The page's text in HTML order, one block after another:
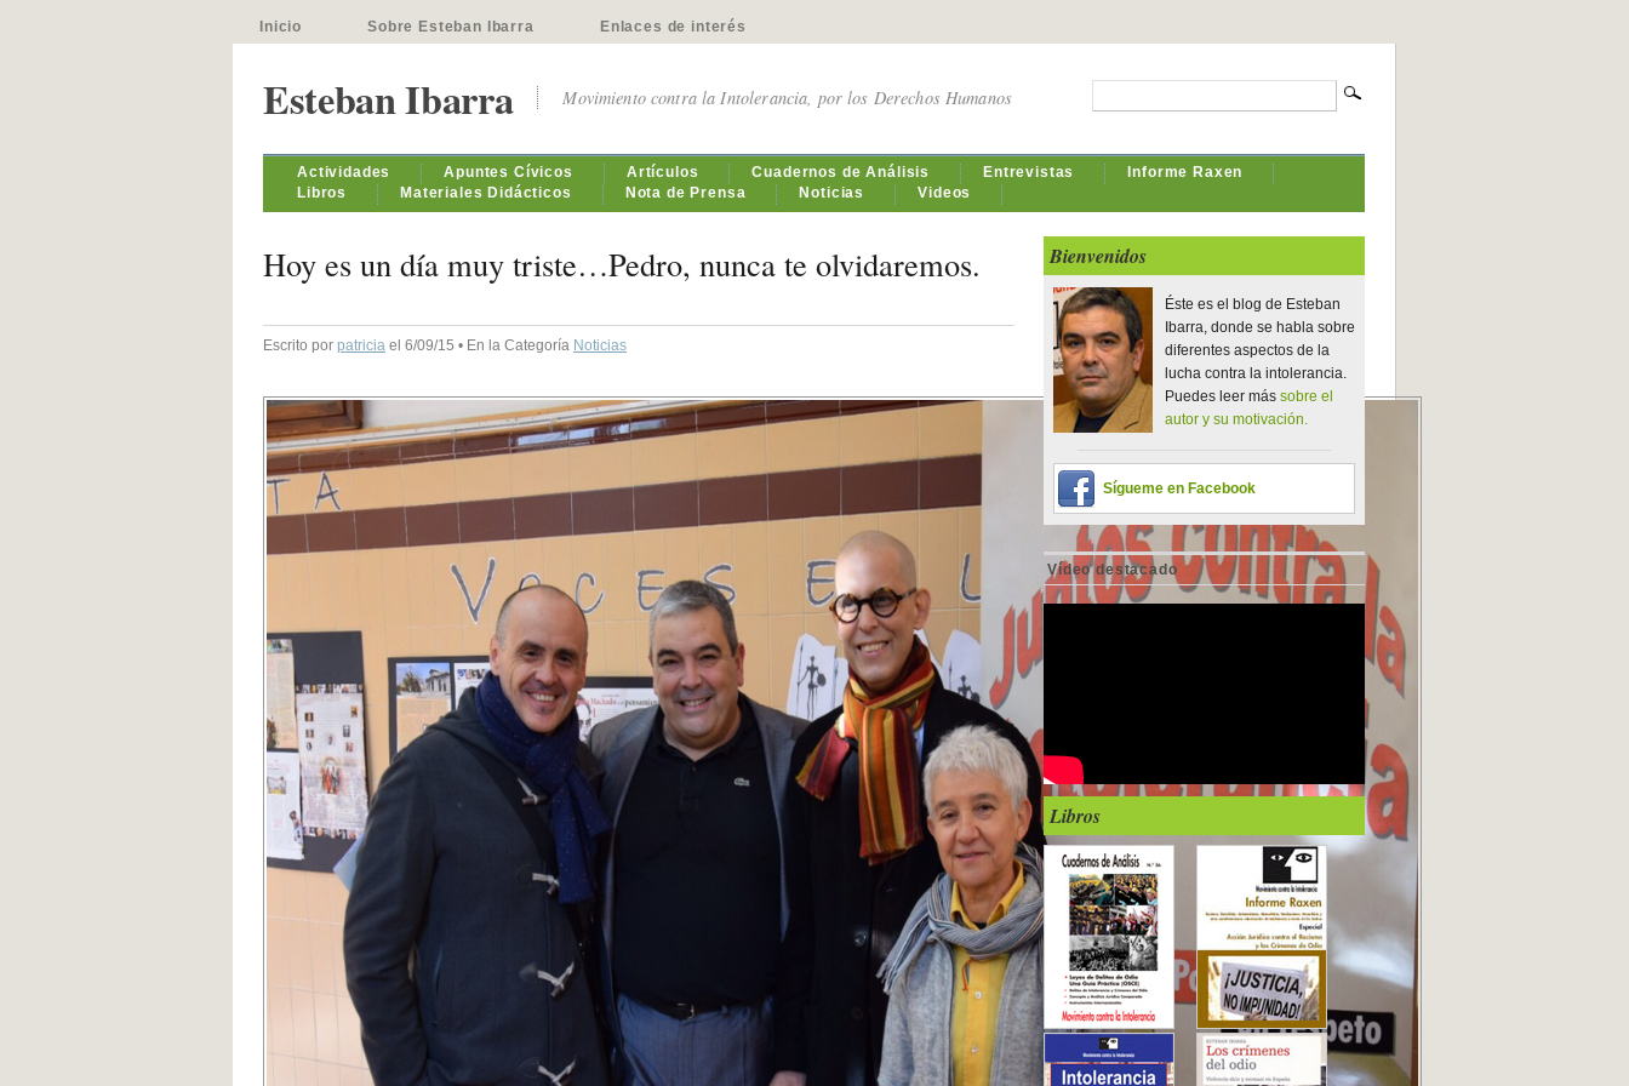
Inicio Sobre Esteban Ibarra Enlaces de interés
Esteban Ibarra Movimiento contra la Intolerancia, por los Derechos Humanos
Actividades Apuntes Cívicos Artículos Cuadernos de Análisis Entrevistas
Informe Raxen
Libros
Materiales Didácticos Nota de Prensa Noticias Videos
Hoy es un día muy triste…Pedro, nunca te olvidaremos.
Escrito por patricia el 6/09/15 • En la Categoría Noticias
Bienvenidos
Éste es el blog de Esteban
Ibarra, donde se habla sobre
diferentes aspectos de la
lucha contra la intolerancia.
Puedes leer más sobre el
autor y su motivación.
Sígueme en Facebook
Vídeo destacado
Libros